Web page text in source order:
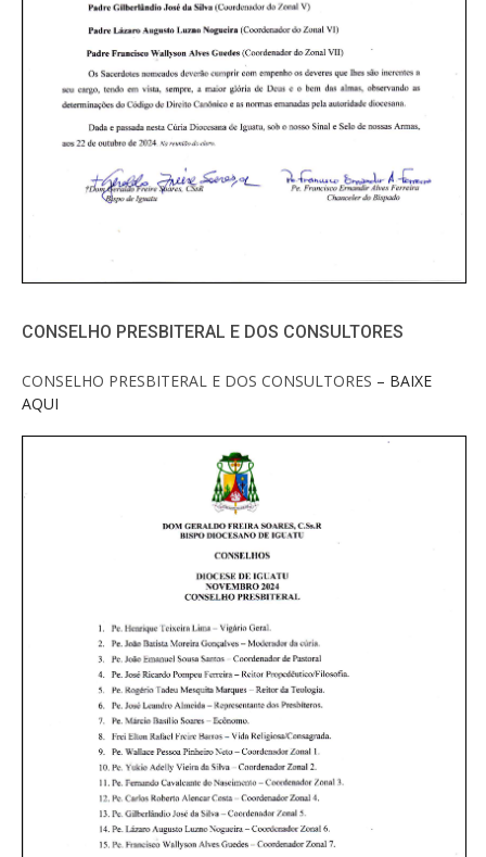
CONSELHO PRESBITERAL E DOS CONSULTORES
CONSELHO PRESBITERAL E DOS CONSULTORES – BAIXE
AQUI